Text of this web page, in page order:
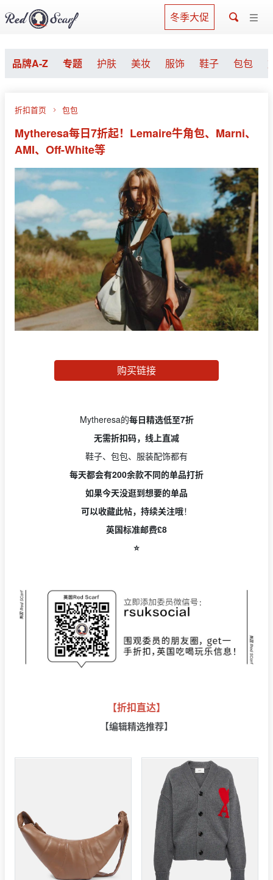
冬季大促
品牌A-Z 专题 护肤 美妆 服饰 鞋子 包包
折扣首页 包包
Mytheresa每日7折起！Lemaire牛角包、Marni、
AMI、Off-White等
购买链接
Mytheresa的每日精选低至7折
无需折扣码，线上直减
鞋子、包包、服装配饰都有
每天都会有200余款不同的单品打折
如果今天没逛到想要的单品
可以收藏此帖，持续关注哦！
英国标准邮费£8
⭐️
【折扣直达】
【编辑精选推荐】